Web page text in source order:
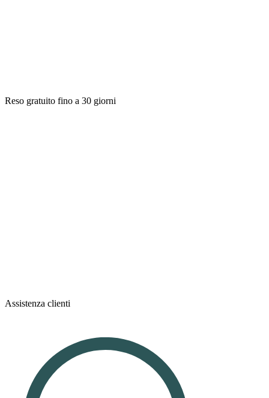
Reso gratuito fino a 30 giorni
Assistenza clienti